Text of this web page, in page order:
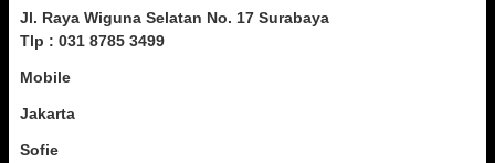
Jl. Raya Wiguna Selatan No. 17 Surabaya
Tlp : 031 8785 3499
Mobile
Jakarta
Sofie